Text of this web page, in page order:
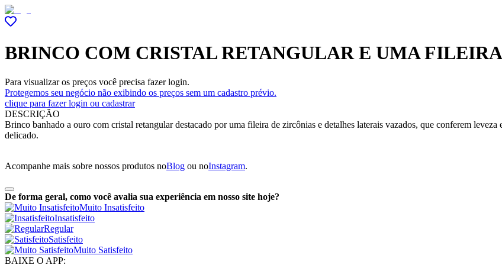
BRINCO COM CRISTAL RETANGULAR E UMA
Para visualizar os preços você precisa fazer login.
Protegemos seu negócio não exibindo os preços sem um cadastro prévio.
clique para fazer login ou cadastrar
DESCRIÇÃO
Brinco banhado a ouro com cristal retangular destacado por uma fileira de zircônias e detalhes laterais vazados, que conferem
delicado.
Acompanhe mais sobre nossos produtos noBlog ou noInstagram.
De forma geral, como você avalia sua experiência em nosso site hoje?
Muito Insatisfeito
Insatisfeito
Regular
Satisfeito
Muito Satisfeito
BAIXE O APP: